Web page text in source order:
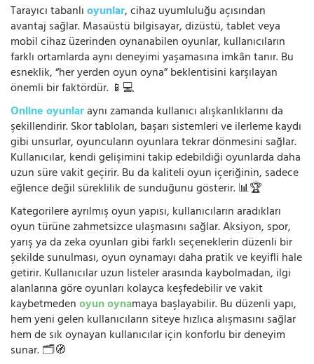
Tarayıcı tabanlıoyunlar, cihaz uyumluluğu açısından
avantaj sağlar. Masaüstü bilgisayar, dizüstü, tablet veya
mobil cihaz üzerinden oynanabilen oyunlar, kullanıcıların
farklı ortamlarda aynı deneyimi yaşamasına imkân tanır. Bu
esneklik, “her yerden oyun oyna” beklentisini karşılayan
önemli bir faktördür. 📱💻
Online oyunlaraynı zamanda kullanıcı alışkanlıklarını da
şekillendirir. Skor tabloları, başarı sistemleri ve ilerleme kaydı
gibi unsurlar, oyuncuların oyunlara tekrar dönmesini sağlar.
Kullanıcılar, kendi gelişimini takip edebildiği oyunlarda daha
uzun süre vakit geçirir. Bu da kaliteli oyun içeriğinin, sadece
eğlence değil süreklilik de sunduğunu gösterir. 📊🏆
Kategorilere ayrılmış oyun yapısı, kullanıcıların aradıkları
oyun türüne zahmetsizce ulaşmasını sağlar. Aksiyon, spor,
yarış ya da zeka oyunları gibi farklı seçeneklerin düzenli bir
şekilde sunulması, oyun oynamayı daha pratik ve keyifli hale
getirir. Kullanıcılar uzun listeler arasında kaybolmadan, ilgi
alanlarına göre oyunları kolayca keşfedebilir ve vakit
kaybetmedenoyun oynamaya başlayabilir. Bu düzenli yapı,
hem yeni gelen kullanıcıların siteye hızlıca alışmasını sağlar
hem de sık oynayan kullanıcılar için konforlu bir deneyim
sunar. 🗂️🧭